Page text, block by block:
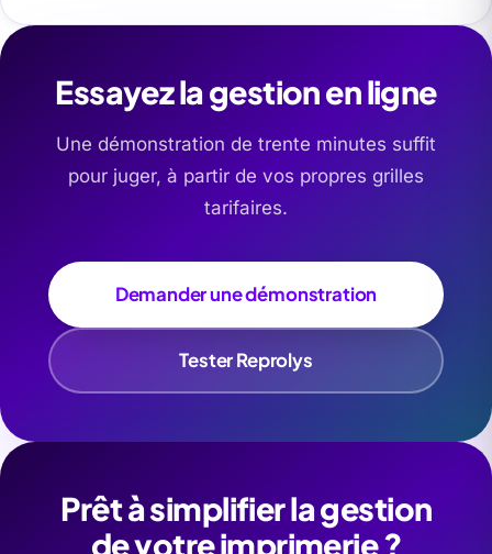
Essayez la gestion en ligne
Une démonstration de trente minutes suffit
pour juger, à partir de vos propres grilles
tarifaires.
Demander une démonstration
Tester Reprolys
Prêt à simplifier la gestion
de votre imprimerie ?